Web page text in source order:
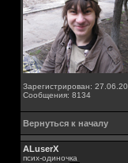
Зарегистрирован:
Сообщения: 8134
Вернуться к началу
ALuserX
псих-одиночка